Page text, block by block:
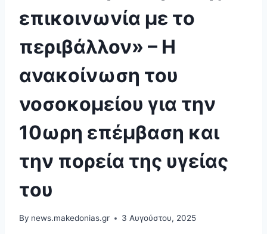
επικοινωνία με το
περιβάλλον» – Η
ανακοίνωση του
νοσοκομείου για την
10ωρη επέμβαση και
την πορεία της υγείας
του
By news.makedonias.gr 3 Αυγούστου, 2025